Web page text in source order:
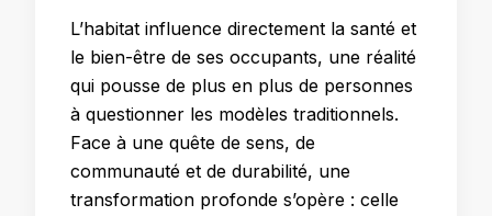
L’habitat influence directement la santé et
le bien-être de ses occupants, une réalité
qui pousse de plus en plus de personnes
à questionner les modèles traditionnels.
Face à une quête de sens, de
communauté et de durabilité, une
transformation profonde s’opère : celle